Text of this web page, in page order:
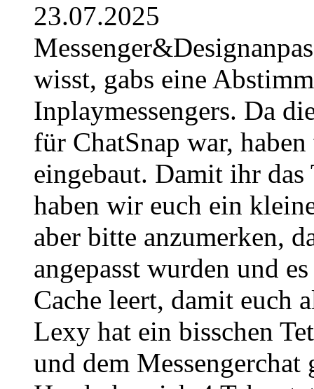
23.07.2025
wisst, gabs eine
Inplaymessengers. Da
für ChatSnap war,
eingebaut. Damit ihr
haben wir euch ein
aber bitte anzumerken,
angepasst wurden und
Cache leert, damit euch
Lexy hat ein bisschen
und dem